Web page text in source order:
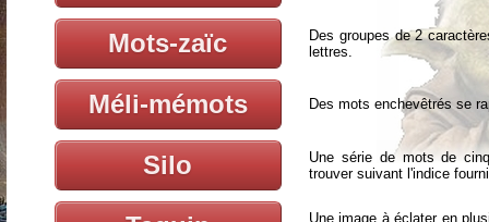
Mots-zaïc
Des groupes de 2
lettres.
Méli-mémots Des mots enchevêtrés se
Silo
Une série de mots de
trouver suivant l'indice
Une image à éclater en